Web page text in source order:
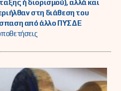
ή διορισμού), αλλά και
στη διάθεση του
από άλλο ΠΥΣΔΕ